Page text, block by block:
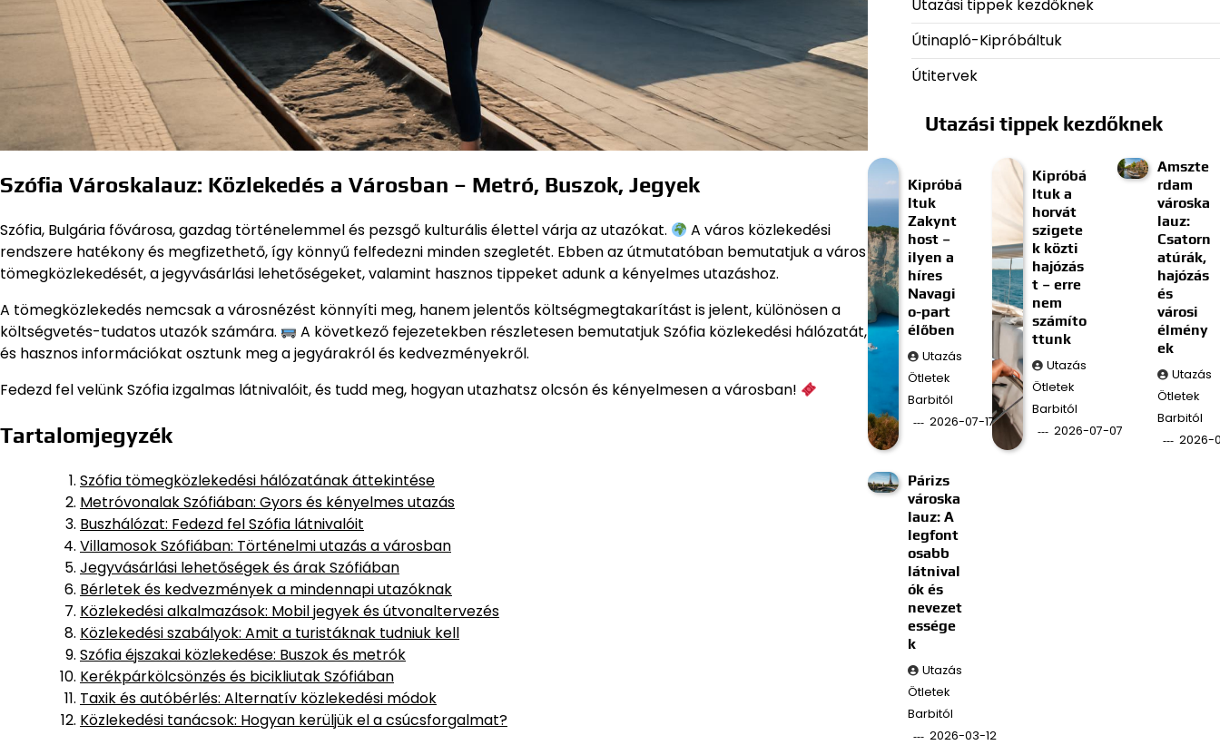
Szófia Városkalauz: Közlekedés a Városban – Metró, Buszok, Jegyek
Szófia, Bulgária fővárosa, gazdag történelemmel és pezsgő kulturális élettel várja az utazókat.
A város közlekedési
rendszere hatékony és megfizethető, így könnyű felfedezni minden szegletét. Ebben az útmutatóban bemutatjuk a város
tömegközlekedését, a jegyvásárlási lehetőségeket, valamint hasznos tippeket adunk a kényelmes utazáshoz.
A tömegközlekedés nemcsak a városnézést könnyíti meg, hanem jelentős költségmegtakarítást is jelent, különösen a
költségvetés-tudatos utazók számára.
A következő fejezetekben részletesen bemutatjuk Szófia közlekedési hálózatát,
és hasznos információkat osztunk meg a jegyárakról és kedvezményekről.
Fedezd fel velünk Szófia izgalmas látnivalóit, és tudd meg, hogyan utazhatsz olcsón és kényelmesen a városban!
Tartalomjegyzék
Szófia tömegközlekedési hálózatának áttekintése
Metróvonalak Szófiában: Gyors és kényelmes utazás
Buszhálózat: Fedezd fel Szófia látnivalóit
Villamosok Szófiában: Történelmi utazás a városban
Jegyvásárlási lehetőségek és árak Szófiában
Bérletek és kedvezmények a mindennapi utazóknak
Közlekedési alkalmazások: Mobil jegyek és útvonaltervezés
Közlekedési szabályok: Amit a turistáknak tudniuk kell
Szófia éjszakai közlekedése: Buszok és metrók
Kerékpárkölcsönzés és bicikliutak Szófiában
Taxik és autóbérlés: Alternatív közlekedési módok
Közlekedési tanácsok: Hogyan kerüljük el a csúcsforgalmat?
Utazási tippek kezdőknek
Útinapló-Kipróbáltuk
Útitervek
Utazási tippek kezdőknek
Kipróbá
ltuk
Zakynt
host –
ilyen a
híres
Navagi
o-part
élőben
Utazás
Ötletek
Barbitól
2026-07-17
Kipróbá
ltuk a
horvát
szigete
k közti
hajózás
t – erre
nem
számíto
ttunk
Utazás
Ötletek
Barbitól
2026-07-07
Amszte
rdam
városka
lauz:
Csatorn
atúrák,
hajózás
és
városi
élmény
ek
Utazás
Ötletek
Barbitól
2026-
Párizs
városka
lauz: A
legfont
osabb
látnival
ók és
nevezet
essége
k
Utazás
Ötletek
Barbitól
2026-03-12